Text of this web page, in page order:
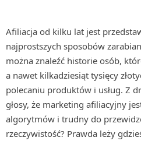
Afiliacja od kilku lat jest
najprostszych sposobów
można znaleźć historie osób,
a nawet kilkadziesiąt tysięcy
polecaniu produktów i usług. Z
głosy, że marketing afiliacyjny
algorytmów i trudny do
rzeczywistość? Prawda leży